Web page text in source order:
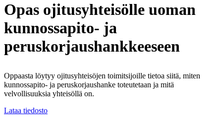
Opas ojitusyhteisölle uoman
kunnossapito- ja
peruskorjaushankkeeseen
Oppaasta löytyy ojitusyhteisöjen toimitsijoille tietoa siitä, miten
kunnossapito- ja peruskorjaushanke toteutetaan ja mitä
velvollisuuksia yhteisöllä on.
Lataa tiedosto